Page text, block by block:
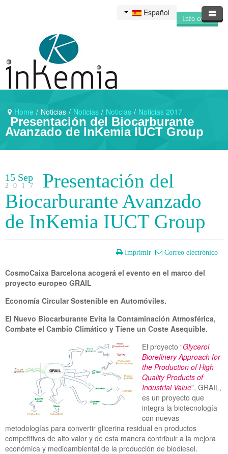
Info corp.
Español
Home / Noticias / Noticias / Noticias / Noticias 2017
Presentación del Biocarburante
Avanzado de InKemia IUCT Group
15 Sep
2017
Presentación del
Biocarburante Avanzado
de InKemia IUCT Group
Imprimir Correo electrónico
CosmoCaixa Barcelona acogerá el evento en el marco del
proyecto europeo GRAIL
Economía Circular Sostenible en Automóviles.
El Nuevo Biocarburante Evita la Contaminación Atmosférica,
Combate el Cambio Climático y Tiene un Coste Asequible.
El proyecto “Glycerol
Biorefinery Approach for
the Production of High
Quality Products of
Industrial Value”, GRAIL,
es un proyecto que
integra la biotecnología
con nuevas
metodologías para convertir glicerina residual en productos
competitivos de alto valor y de esta manera contribuir a la mejora
económica y medioambiental de la producción de biodiesel.
Sobre Inkemia
Hechos relevantes
Junta General
Gobierno corporativo
Noticias
Contáctanos
Deja tu CV